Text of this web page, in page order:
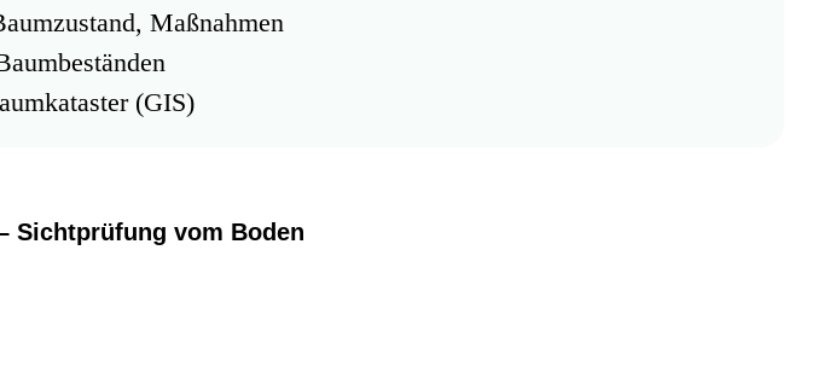
und Kronensicherung
Erziehungsschnitt
Maßnahmen
(GIS)
Sichtprüfung vom Boden